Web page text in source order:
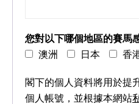
您對以下哪個地區的賽馬
澳洲
日本 香
閣下的個人資料將用於提
個人帳號，並根據本網站